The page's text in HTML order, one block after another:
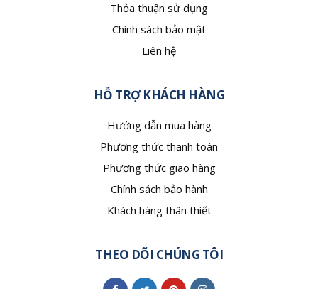
Thỏa thuận sử dụng
Chính sách bảo mật
Liên hệ
HỖ TRỢ KHÁCH HÀNG
Hướng dẫn mua hàng
Phương thức thanh toán
Phương thức giao hàng
Chính sách bảo hành
Khách hàng thân thiết
THEO DÕI CHÚNG TÔI